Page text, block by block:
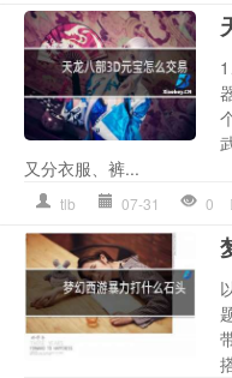
又分衣服、裤...
tlb 07-31 0